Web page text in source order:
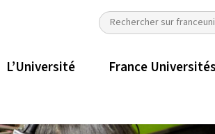
L’Université France Universités